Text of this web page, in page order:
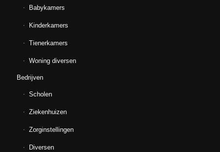
Babykamers
Kinderkamers
Tienerkamers
Woning diversen
Bedrijven
Scholen
Ziekenhuizen
Zorginstellingen
Diversen